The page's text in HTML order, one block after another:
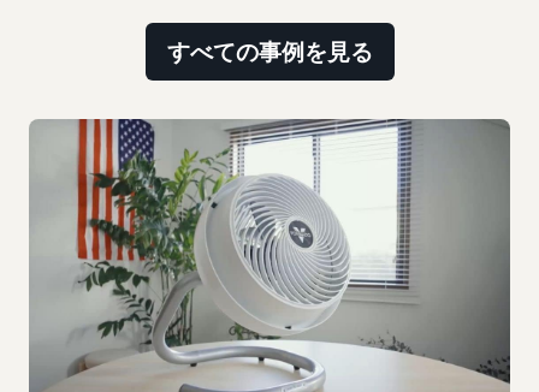
すべての事例を見る